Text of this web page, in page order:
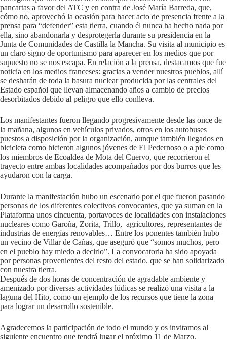
pancartas a favor del ATC y en contra de José María Barreda, que,
cómo no, aprovechó la ocasión para hacer acto de presencia frente a la
prensa para “defender” esta tierra, cuando él nunca ha hecho nada por
ella, sino abandonarla y desprotegerla durante su presidencia en la
Junta de Comunidades de Castilla la Mancha. Su visita al municipio es
un claro signo de oportunismo para aparecer en los medios que por
supuesto no se nos escapa. En relación a la prensa, destacamos que fue
noticia en los medios franceses: gracias a vender nuestros pueblos, allí
se desharán de toda la basura nuclear producida por las centrales del
Estado español que llevan almacenando años a cambio de precios
desorbitados debido al peligro que ello conlleva.
Los manifestantes fueron llegando progresivamente desde las once de
la mañana, algunos en vehículos privados, otros en los autobuses
puestos a disposición por la organización, aunque también llegados en
bicicleta como hicieron algunos jóvenes de El Pedernoso o a pie como
los miembros de Ecoaldea de Mota del Cuervo, que recorrieron el
trayecto entre ambas localidades acompañados por dos burros que les
ayudaron con la carga.
Durante la manifestación hubo un escenario por el que fueron pasando
personas de los diferentes colectivos convocantes, que ya suman en la
Plataforma unos cincuenta, portavoces de localidades con instalaciones
nucleares como Garoña, Zorita, Trillo, agricultores, representantes de
industrias de energías renovables… Entre los ponentes también hubo
un vecino de Villar de Cañas, que aseguró que “somos muchos, pero
en el pueblo hay miedo a decirlo”. La convocatoria ha sido apoyada
por personas provenientes del resto del estado, que se han solidarizado
con nuestra tierra.
Después de dos horas de concentración de agradable ambiente y
amenizado por diversas actividades lúdicas se realizó una visita a la
laguna del Hito, como un ejemplo de los recursos que tiene la zona
para lograr un desarrollo sostenible.
Agradecemos la participación de todo el mundo y os invitamos al
siguiente encuentro que tendrá lugar el próximo 11 de Marzo,